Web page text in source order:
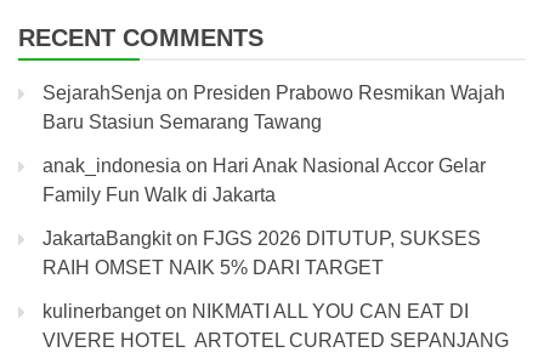
RECENT COMMENTS
SejarahSenja on Presiden Prabowo Resmikan Wajah
Baru Stasiun Semarang Tawang
anak_indonesia on Hari Anak Nasional Accor Gelar
Family Fun Walk di Jakarta
JakartaBangkiton FJGS 2026 DITUTUP, SUKSES
RAIH OMSET NAIK 5% DARI TARGET
kulinerbangeton NIKMATI ALL YOU CAN EAT DI
VIVERE HOTEL ARTOTEL CURATED SEPANJANG